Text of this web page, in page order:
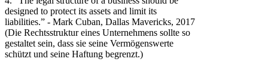
designed to protect its assets and limit its
liabilities.” - Mark Cuban, Dallas Mavericks, 2017
(Die Rechtsstruktur eines Unternehmens sollte so
gestaltet sein, dass sie seine Vermögenswerte
schützt und seine Haftung begrenzt.)